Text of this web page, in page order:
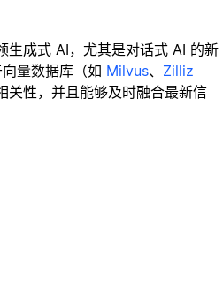
成式 AI，尤其是对话式 AI 的新
量数据库（如 Milvus、 Zilliz
关性，并且能够及时融合最新信